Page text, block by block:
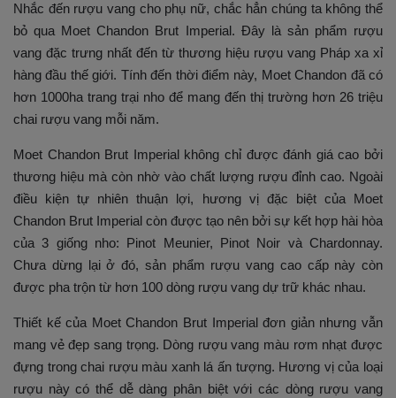
Nhắc đến rượu vang cho phụ nữ, chắc hẳn chúng ta không thể
bỏ qua Moet Chandon Brut Imperial. Đây là sản phẩm rượu
vang đặc trưng nhất đến từ thương hiệu rượu vang Pháp xa xỉ
hàng đầu thế giới. Tính đến thời điểm này, Moet Chandon đã có
hơn 1000ha trang trại nho để mang đến thị trường hơn 26 triệu
chai rượu vang mỗi năm.
Moet Chandon Brut Imperial không chỉ được đánh giá cao bởi
thương hiệu mà còn nhờ vào chất lượng rượu đỉnh cao. Ngoài
điều kiện tự nhiên thuận lợi, hương vị đặc biệt của Moet
Chandon Brut Imperial còn được tạo nên bởi sự kết hợp hài hòa
của 3 giống nho: Pinot Meunier, Pinot Noir và Chardonnay.
Chưa dừng lại ở đó, sản phẩm rượu vang cao cấp này còn
được pha trộn từ hơn 100 dòng rượu vang dự trữ khác nhau.
Thiết kế của Moet Chandon Brut Imperial đơn giản nhưng vẫn
mang vẻ đẹp sang trọng. Dòng rượu vang màu rơm nhạt được
đựng trong chai rượu màu xanh lá ấn tượng. Hương vị của loại
rượu này có thể dễ dàng phân biệt với các dòng rượu vang